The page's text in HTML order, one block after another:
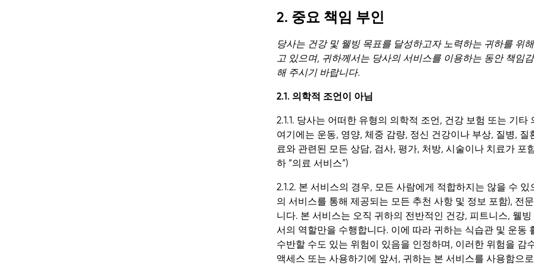
2. 중요 책임 부인
당사는 건강 및 웰빙 목표를 달성하고자 노력하는 귀하를 위
고 있으며, 귀하께서는 당사의 서비스를 이용하는 동안 책임
해 주시기 바랍니다.
2.1. 의학적 조언이 아님
2.1.1. 당사는 어떠한 유형의 의학적 조언, 건강 보험 또는 기
여기에는 운동, 영양, 체중 감량, 정신 건강이나 부상, 질병, 질
료와 관련된 모든 상담, 검사, 평가, 처방, 시술이나 치료가 포
하 “의료 서비스”)
2.1.2. 본 서비스의 경우, 모든 사람에게 적합하지는 않을 수
의 서비스를 통해 제공되는 모든 추천 사항 및 정보 포함), 전
니다. 본 서비스는 오직 귀하의 전반적인 건강, 피트니스, 웰
서의 역할만을 수행합니다. 이에 따라 귀하는 식습관 및 운동
수반할 수도 있는 위험이 있음을 인정하며, 이러한 위험을 감
액세스 또는 사용하기에 앞서, 귀하는 본 서비스를 사용함으